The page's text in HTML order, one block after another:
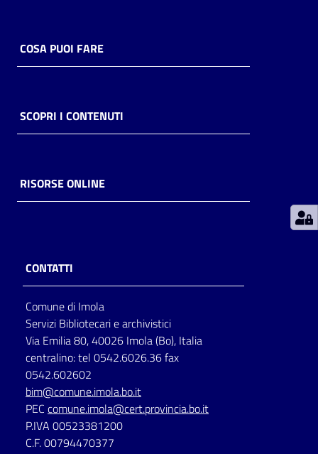
Casa
Archivio
storico
Patto
Seguici
su
COSA PUOI FARE
SCOPRI I CONTENUTI
RISORSE ONLINE
CONTATTI
Comune di Imola
Servizi Bibliotecari e archivistici
Via Emilia 80, 40026 Imola (Bo), Italia
centralino: tel 0542.6026.36 fax
0542.602602
bim@comune.imola.bo.it
PEC comune.imola@cert.provincia.bo.it
P.IVA 00523381200
C.F. 00794470377